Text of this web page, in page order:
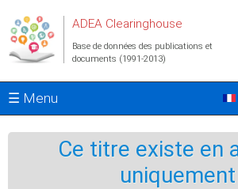
ADEA Clearinghouse
Base de données des publications et
documents (1991-2013)
☰ Menu
Ce titre existe en
uniquement